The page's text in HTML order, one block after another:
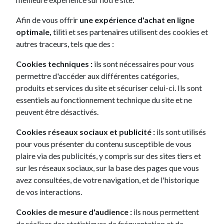
Afin de vous offrir une expérience d'achat en ligne
optimale, tiliti et ses partenaires utilisent des cookies et
autres traceurs, tels que des :
Cookies techniques : ils sont nécessaires pour vous
permettre d'accéder aux différentes catégories,
produits et services du site et sécuriser celui-ci. Ils sont
essentiels au fonctionnement technique du site et ne
peuvent être désactivés.
Cookies réseaux sociaux et publicité : ils sont utilisés
pour vous présenter du contenu susceptible de vous
plaire via des publicités, y compris sur des sites tiers et
sur les réseaux sociaux, sur la base des pages que vous
avez consultées, de votre navigation, et de l'historique
de vos interactions.
Cookies de mesure d'audience : ils nous permettent
1
véhicules fiables et économiques à un tarif avantageux. Que
vous préfériez la Location Longue Durée (LLD) ou la Location
avec Option d'Achat (LOA), tiliti propose des formules
flexibles et adaptées à votre budget et vos besoins.
chez tiliti
tiliti offre une large sélection de modèles
Dacia occasion
Que vous soyez à la recherche du confort familial offert par le
Dacia Duster, de la compacité de la Dacia Sandero, ou de
l'espace généreux du Dacia Logan, vous trouverez le véhicule